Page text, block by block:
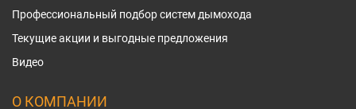
Профессиональный подбор систем дымохода
Текущие акции и выгодные предложения
Видео
О КОМПАНИИ